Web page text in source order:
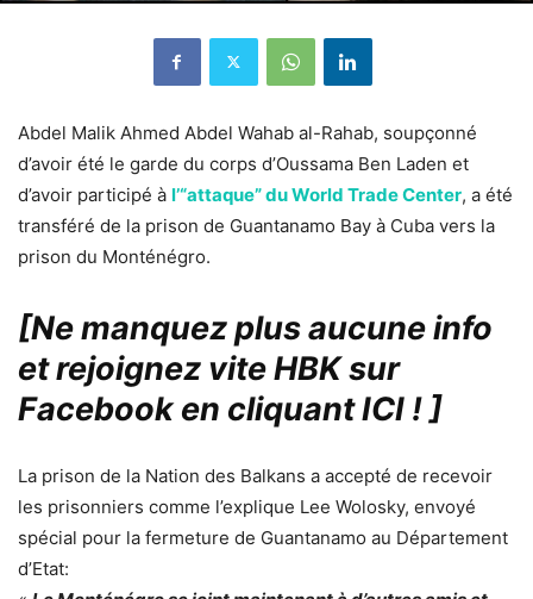
Abdel Malik Ahmed Abdel Wahab al-Rahab, soupçonné
d’avoir été le garde du corps d’Oussama Ben Laden et
d’avoir participé à l’“attaque” du World Trade Center, a été
transféré de la prison de Guantanamo Bay à Cuba vers la
prison du Monténégro.
[Ne manquez plus aucune info
et rejoignez vite HBK sur
Facebook en cliquant ICI ! ]
La prison de la Nation des Balkans a accepté de recevoir
les prisonniers comme l’explique Lee Wolosky, envoyé
spécial pour la fermeture de Guantanamo au Département
d’Etat: